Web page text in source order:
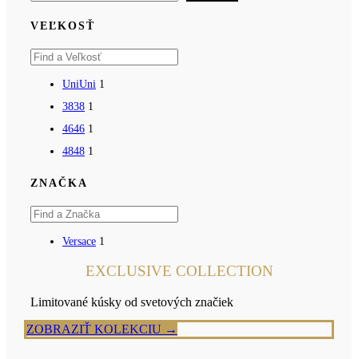
VEĽKOSŤ
UniUni 1
3838 1
4646 1
4848 1
ZNAČKA
Versace 1
EXCLUSIVE COLLECTION
Limitované kúsky od svetových značiek
ZOBRAZIŤ KOLEKCIU →